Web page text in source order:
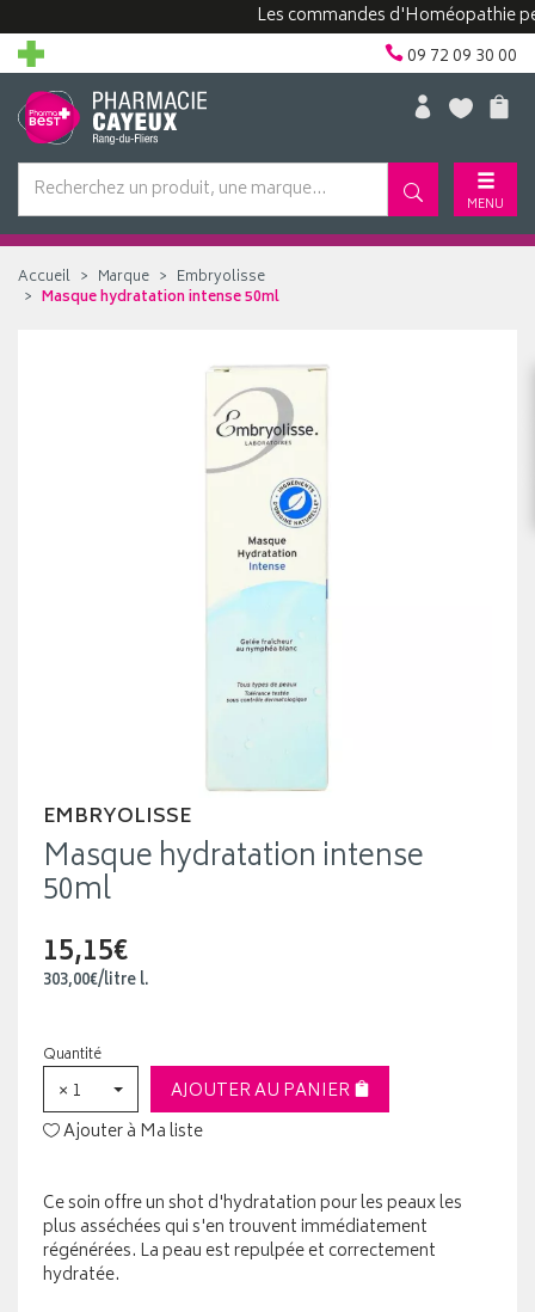
Les commandes d'Homéopathie
09 72 09 30 00
MENU
Accueil Marque
Embryolisse
Masque hydratation intense 50ml
EMBRYOLISSE
Masque hydratation intense
50ml
15,15€
303,00€/litrel.
Quantité
× 1
AJOUTER AU PANIER
Ajouter à Ma liste
Ce soin offre un shot d'hydratation pour les peaux les
plus asséchées qui s'en trouvent immédiatement
régénérées. La peau est repulpée et correctement
hydratée.